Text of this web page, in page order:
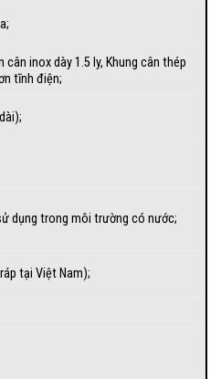
cân inox dày 1.5 ly, Khung cân thép
tĩnh điện;
dụng trong môi trường có nước;
tại Việt Nam);